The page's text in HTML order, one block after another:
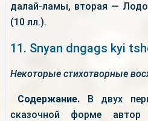
далай-ламы, вторая —
(10 лл.).
11. Snyan dngags kyi
Некоторые стихотворные
Содержание. В двух
сказочной форме